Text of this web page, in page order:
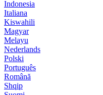
Indonesia
Italiana
Kiswahili
Magyar
Melayu
Nederlands
Polski
Português
Română
Shqip